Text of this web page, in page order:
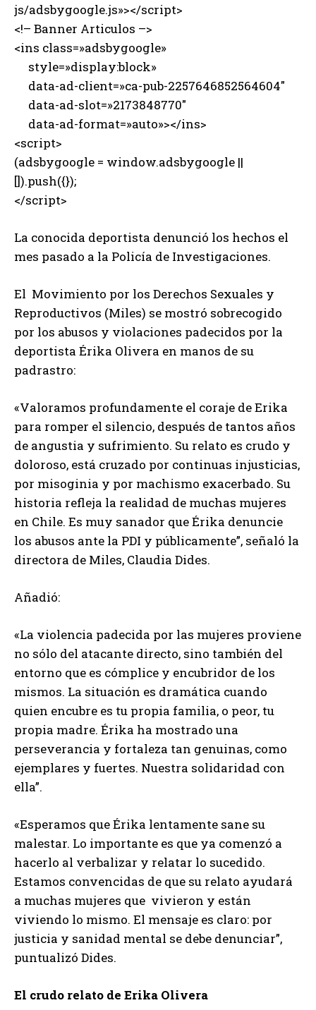
js/adsbygoogle.js»></script>
<!– Banner Articulos –>
<ins class=»adsbygoogle»
style=»display:block»
data-ad-client=»ca-pub-2257646852564604″
data-ad-slot=»2173848770″
data-ad-format=»auto»></ins>
<script>
(adsbygoogle = window.adsbygoogle ||
[]).push({});
</script>
La conocida deportista denunció los hechos el
mes pasado a la Policía de Investigaciones.
El Movimiento por los Derechos Sexuales y
Reproductivos (Miles) se mostró sobrecogido
por los abusos y violaciones padecidos por la
deportista Érika Olivera en manos de su
padrastro:
«Valoramos profundamente el coraje de Erika
para romper el silencio, después de tantos años
de angustia y sufrimiento. Su relato es crudo y
doloroso, está cruzado por continuas injusticias,
por misoginia y por machismo exacerbado. Su
historia refleja la realidad de muchas mujeres
en Chile. Es muy sanador que Érika denuncie
los abusos ante la PDI y públicamente”, señaló la
directora de Miles, Claudia Dides.
Añadió:
«La violencia padecida por las mujeres proviene
no sólo del atacante directo, sino también del
entorno que es cómplice y encubridor de los
mismos. La situación es dramática cuando
quien encubre es tu propia familia, o peor, tu
propia madre. Érika ha mostrado una
perseverancia y fortaleza tan genuinas, como
ejemplares y fuertes. Nuestra solidaridad con
ella”.
«Esperamos que Érika lentamente sane su
malestar. Lo importante es que ya comenzó a
hacerlo al verbalizar y relatar lo sucedido.
Estamos convencidas de que su relato ayudará
a muchas mujeres que vivieron y están
viviendo lo mismo. El mensaje es claro: por
justicia y sanidad mental se debe denunciar”,
puntualizó Dides.
El crudo relato de Erika Olivera